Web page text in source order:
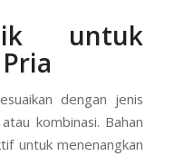
untuk
dengan jenis
kombinasi. Bahan
untuk menenangkan